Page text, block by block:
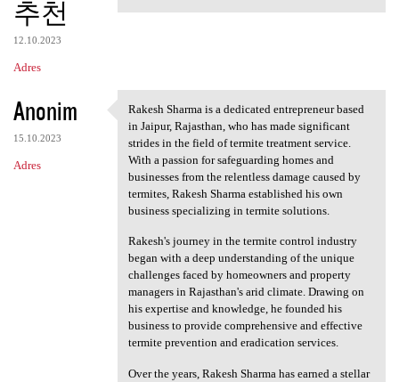
추천
12.10.2023
Adres
Anonim
15.10.2023
Adres
Rakesh Sharma is a dedicated
Rakesh Sharma is a dedicated entrepreneur based
in Jaipur, Rajasthan, who has made significant
strides in the field of termite treatment service.
With a passion for safeguarding homes and
businesses from the relentless damage caused by
termites, Rakesh Sharma established his own
business specializing in termite solutions.
Rakesh's journey in the termite control industry
began with a deep understanding of the unique
challenges faced by homeowners and property
managers in Rajasthan's arid climate. Drawing on
his expertise and knowledge, he founded his
business to provide comprehensive and effective
termite prevention and eradication services.
Over the years, Rakesh Sharma has earned a stellar